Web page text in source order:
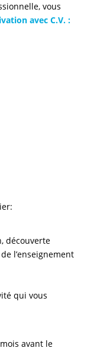
vous
avec C.V. :
découverte
l’enseignement
qui vous
avant le